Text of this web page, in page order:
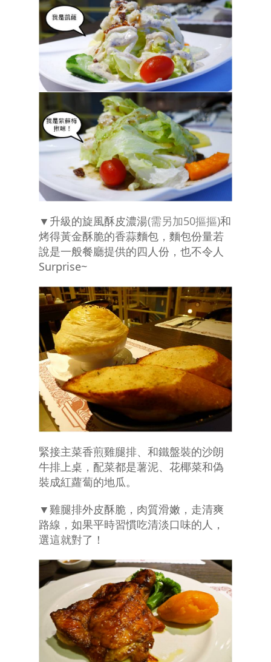
▼升級的旋風酥皮濃湯(需另加50摳摳)和
烤得黃金酥脆的香蒜麵包，麵包份量若
說是一般餐廳提供的四人份，也不令人
Surprise~
緊接主菜香煎雞腿排、和鐵盤裝的沙朗
牛排上桌，配菜都是薯泥、花椰菜和偽
裝成紅蘿蔔的地瓜。
▼雞腿排外皮酥脆，肉質滑嫩，走清爽
路線，如果平時習慣吃清淡口味的人，
選這就對了！